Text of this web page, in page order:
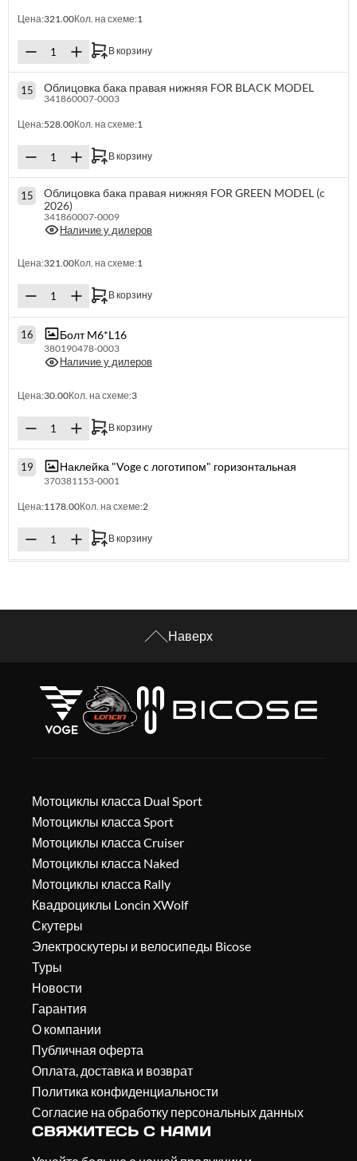
Цена:321.00Кол. на схеме:1
В корзину
15 Облицовка бака правая нижняя FOR BLACK MODEL
341860007-0003
Цена:528.00Кол. на схеме:1
В корзину
15
Облицовка бака правая нижняя FOR GREEN MODEL (c
2026)
341860007-0009
Наличие у дилеров
Цена:321.00Кол. на схеме:1
В корзину
16 Болт M6*L16
380190478-0003
Наличие у дилеров
Цена:30.00Кол. на схеме:3
В корзину
19 Наклейка "Voge c логотипом" горизонтальная
370381153-0001
Цена:1178.00Кол. на схеме:2
В корзину
Наверх
Мотоциклы класса Dual Sport
Мотоциклы класса Sport
Мотоциклы класса Cruiser
Мотоциклы класса Naked
Мотоциклы класса Rally
Квадроциклы Loncin XWolf
Скутеры
Электроскутеры и велосипеды Bicose
Туры
Новости
Гарантия
О компании
Публичная оферта
Оплата, доставка и возврат
Политика конфиденциальности
Согласие на обработку персональных данных
СВЯЖИТЕСЬ С НАМИ